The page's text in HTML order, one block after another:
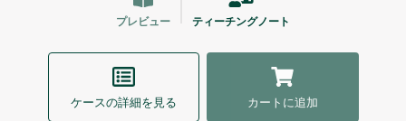
プレビュー ティーチングノート
ケースの詳細を見る カートに追加